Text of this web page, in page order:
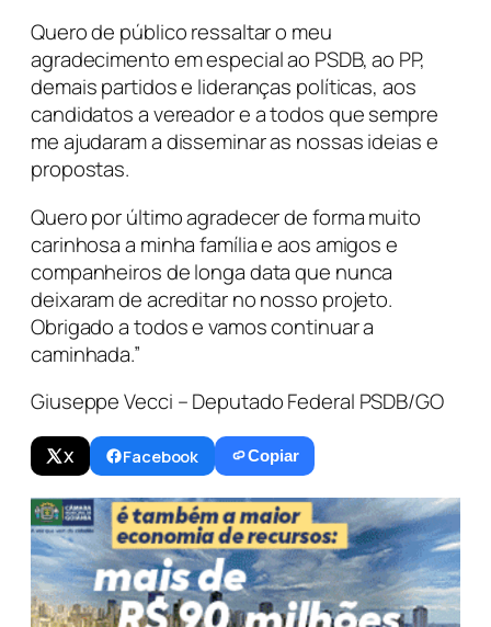
X Facebook Copiar
Quero de público ressaltar o meu
agradecimento em especial ao PSDB, ao PP,
demais partidos e lideranças políticas, aos
candidatos a vereador e a todos que sempre
me ajudaram a disseminar as nossas ideias e
propostas.
Quero por último agradecer de forma muito
carinhosa a minha família e aos amigos e
companheiros de longa data que nunca
deixaram de acreditar no nosso projeto.
Obrigado a todos e vamos continuar a
caminhada.”
Giuseppe Vecci – Deputado Federal PSDB/GO